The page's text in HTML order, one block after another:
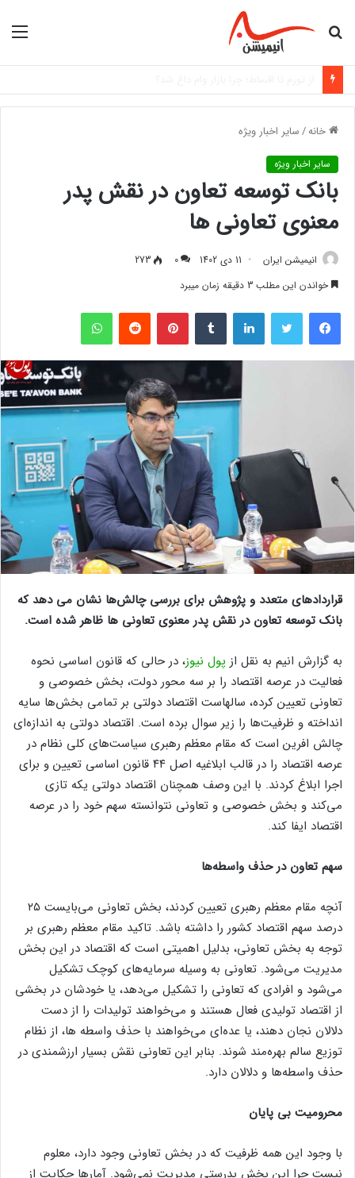
جستجو
خانه/سایر اخبار ویژه
سایر اخبار ویژه
بانک توسعه تعاون در نقش پدر
معنوی تعاونی ها
انیمیشن ایران 11 دی 1402 0
273
خواندن این مطلب 3 دقیقه زمان میبرد
فیس بوک لینکدین ‫پین‌ترست ‫رددیت
قرارداد‌های متعدد و پژوهش برای بررسی چالش‌ها نشان می دهد که
بانک توسعه تعاون در نقش پدر معنوی تعاونی ها ظاهر شده است.
به گزارش انیم به نقل از پول نیوز، در حالی که قانون اساسی نحوه
فعالیت در عرصه اقتصاد را بر سه محور دولت، بخش خصوصی و
تعاونی تعیین کرده، سالهاست اقتصاد دولتی بر تمامی بخش‌ها سایه
انداخته و ظرفیت‌ها را زیر سوال برده است. اقتصاد دولتی به اندازه‌ای
چالش افرین است که مقام معظم رهبری سیاست‌های کلی نظام در
عرصه اقتصاد را در قالب ابلاغیه اصل ۴۴ قانون اساسی تعیین و برای
اجرا ابلاغ کردند. با این وصف همچنان اقتصاد دولتی یکه تازی
می‌کند و بخش خصوصی و تعاونی نتوانسته سهم خود را در عرصه
اقتصاد ایفا کند.
سهم تعاون در حذف واسطه‌ها
آنچه مقام معظم رهبری تعیین کردند، بخش تعاونی می‌بایست ۲۵
درصد سهم اقتصاد کشور را داشته باشد. تاکید مقام معظم رهبری بر
توجه به بخش تعاونی، بدلیل اهمیتی است که اقتصاد در این بخش
مدیریت می‌شود. تعاونی به وسیله سرمایه‌های کوچک تشکیل
می‌شود و افرادی که تعاونی را تشکیل می‌دهد، یا خودشان در بخشی
از اقتصاد تولیدی فعال هستند و می‌خواهند تولیدات را از دست
دلالان نجان دهند، یا عده‌ای می‌خواهند با حذف واسطه ها، از نظام
توزیع سالم بهره‌مند شوند. بنابر این تعاونی نقش بسیار ارزشمندی در
حذف واسطه‌ها و دلالان دارد.
محرومیت بی پایان
با وجود این همه ظرفیت که در بخش تعاونی وجود دارد، معلوم
نیست چرا این بخش بدرستی مدیریت نمی‌شود. آمار‌ها حکایت از